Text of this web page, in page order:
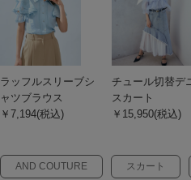
AND COUTURE スカート
ラッフルスリーブシ
ャツブラウス
￥7,194(税込)
チュール切替デ
スカート
￥15,950(税込)